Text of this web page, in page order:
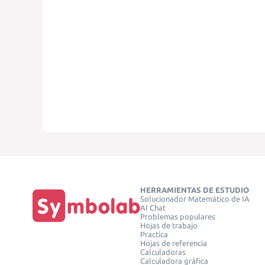
HERRAMIENTAS DE ESTUDIO
Solucionador Matemático de IA
AI Chat
Problemas populares
Hojas de trabajo
Practica
Hojas de referencia
Calculadoras
Calculadora gráfica